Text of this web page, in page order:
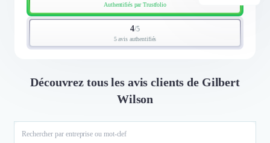
Authentifiés par Trustfolio
4/5
5 avis authentifiés
Découvrez tous les avis clients de Gilbert
Wilson